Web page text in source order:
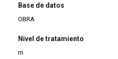
Base de datos
OBRA
Nivel de tratamiento
m